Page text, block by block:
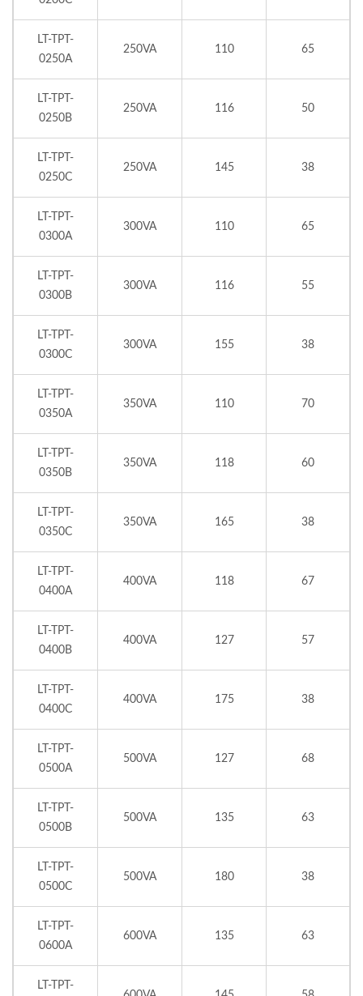
LT-TPT-
0250A
250VA 110 65
LT-TPT-
0250B
250VA 116 50
LT-TPT-
0250C
250VA 145 38
LT-TPT-
0300A
300VA 110 65
LT-TPT-
0300B
300VA 116 55
LT-TPT-
0300C
300VA 155 38
LT-TPT-
0350A
350VA 110 70
LT-TPT-
0350B
350VA 118 60
LT-TPT-
0350C
350VA 165 38
LT-TPT-
0400A
400VA 118 67
LT-TPT-
0400B
400VA 127 57
LT-TPT-
0400C
400VA 175 38
LT-TPT-
0500A
500VA 127 68
LT-TPT-
0500B
500VA 135 63
LT-TPT-
0500C
500VA 180 38
LT-TPT-
0600A
600VA 135 63
LT-TPT-